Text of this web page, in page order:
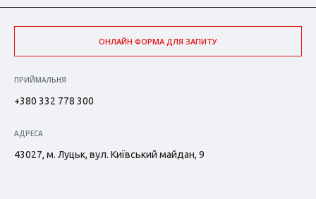
ОНЛАЙН ФОРМА ДЛЯ ЗАПИТУ
ПРИЙМАЛЬНЯ
+380 332 778 300
АДРЕСА
43027, м. Луцьк, вул. Київський майдан, 9